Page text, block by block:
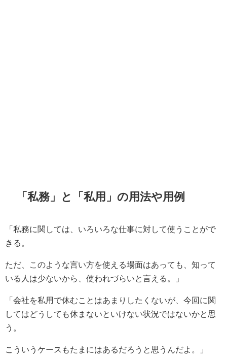
「私務」と「私用」の用法や用例
「私務に関しては、いろいろな仕事に対して使うことがで
きる。
ただ、このような言い方を使える場面はあっても、知って
いる人は少ないから、使われづらいと言える。」
「会社を私用で休むことはあまりしたくないが、今回に関
してはどうしても休まないといけない状況ではないかと思
う。
こういうケースもたまにはあるだろうと思うんだよ。」